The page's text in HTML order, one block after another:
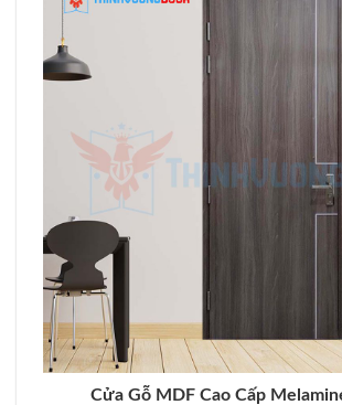
Cửa Gỗ MDF Cao Cấp